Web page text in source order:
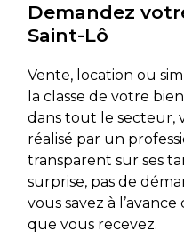
Demandez
Saint-Lô
Vente, location ou
la classe de votre
dans tout le secteur,
réalisé par un
transparent sur ses
surprise, pas de
vous savez à
que vous recevez.